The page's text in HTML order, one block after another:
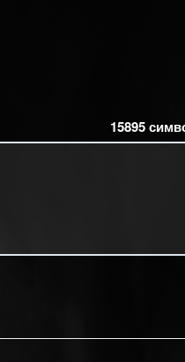
15895